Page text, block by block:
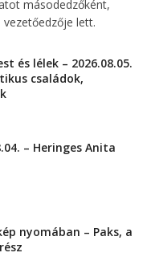
másodedzőként,
lett.
és lélek – 2026.08.05.
családok,
– Heringes Anita
nyomában – Paks, a